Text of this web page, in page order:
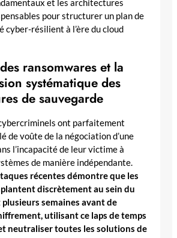
et les architectures
pour structurer un plan de
cyber-résilient à l’ère du cloud
ransomwares et la
systématique des
de sauvegarde
ont parfaitement
de voûte de la négociation d’une
l’incapacité de leur victime à
de manière indépendante.
récentes démontre que les
discrètement au sein du
semaines avant de
utilisant ce laps de temps
neutraliser toutes les solutions de